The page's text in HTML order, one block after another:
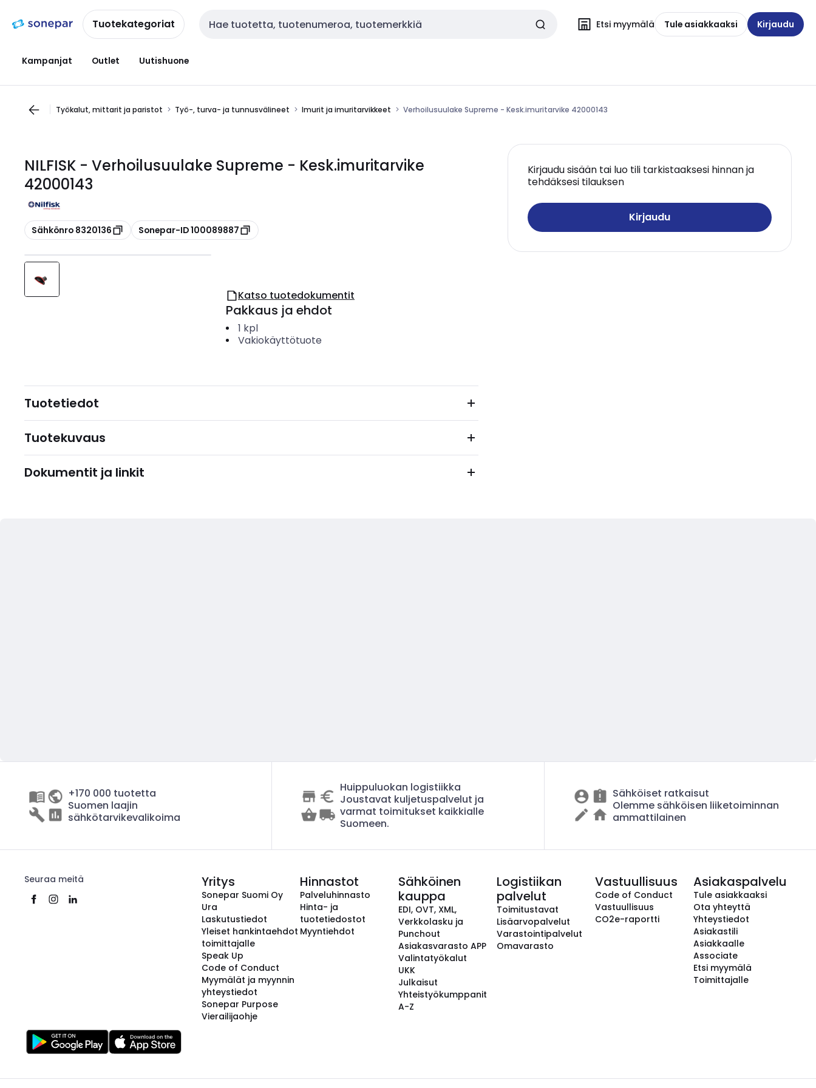
navigointiinsisältöönTuotekategoriat Haku Etsi myymälä Tule asiakkaaksi Kirjaudu
Kampanjat Outlet Uutishuone
Työkalut, mittarit ja paristot Työ-, turva- ja tunnusvälineet Imurit ja imuritarvikkeet Verhoilusuulake Supreme - Kesk.imuritarvike 42000143
NILFISK - Verhoilusuulake Supreme - Kesk.imuritarvike
42000143
Kopioi
Sähkönro 8320136 Kopioi
Sonepar-ID 100089887
Kirjaudu sisään tai luo tili tarkistaaksesi hinnan ja
tehdäksesi tilauksen
Kirjaudu
Katso tuotedokumentit
Pakkaus ja ehdot
1 kpl
Vakiokäyttötuote
Tuotetiedot
Tuotekuvaus
Dokumentit ja linkit
+170 000 tuotetta
Suomen laajin
sähkötarvikevalikoima
Huippuluokan logistiikka
Joustavat kuljetuspalvelut ja
varmat toimitukset kaikkialle
Suomeen.
Sähköiset ratkaisut
Olemme sähköisen liiketoiminnan
ammattilainen
Seuraa meitä Yritys
Sonepar Suomi Oy
Ura
Laskutustiedot
Yleiset hankintaehdot
toimittajalle
Speak Up
Code of Conduct
Myymälät ja myynnin
yhteystiedot
Sonepar Purpose
Vierailijaohje
Hinnastot
Palveluhinnasto
Hinta- ja
tuotetiedostot
Myyntiehdot
Sähköinen
kauppa
EDI, OVT, XML,
Verkkolasku ja
Punchout
Asiakasvarasto APP
Valintatyökalut
UKK
Julkaisut
Yhteistyökumppanit
A-Z
Logistiikan
palvelut
Toimitustavat
Lisäarvopalvelut
Varastointipalvelut
Omavarasto
Vastuullisuus
Code of Conduct
Vastuullisuus
CO2e-raportti
Asiakaspalvelu
Tule asiakkaaksi
Ota yhteyttä
Yhteystiedot
Asiakastili
Asiakkaalle
Associate
Etsi myymälä
Toimittajalle